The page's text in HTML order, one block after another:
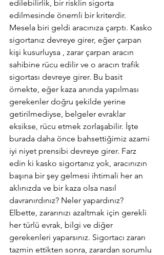
edilebilirlik, bir risklin sigorta
edilmesinde önemli bir kriterdir.
Mesela biri geldi aracınıza çarptı. Kasko
sigortanız devreye girer, eğer çarpan
kişi kusurluysa , zarar çarpan aracın
sahibine rücu edilir ve o aracın trafik
sigortası devreye girer. Bu basit
örnekte, eğer kaza anında yapılması
gerekenler doğru şekilde yerine
getirilmediyse, belgeler evraklar
eksikse, rücu etmek zorlaşabilir. İşte
burada daha önce bahsettiğimiz azami
iyi niyet prensibi devreye girer. Farz
edin ki kasko sigortanız yok, aracınızın
başına bir şey gelmesi ihtimali her an
aklınızda ve bir kaza olsa nasıl
davranırdınız? Neler yapardınız?
Elbette, zararınızı azaltmak için gerekli
her türlü evrak, bilgi ve diğer
gerekenleri yaparsınız. Sigortacı zararı
tazmin ettikten sonra, zarardan sorumlu